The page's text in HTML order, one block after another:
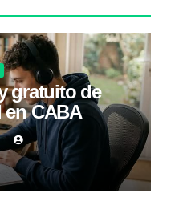
gratuito de
CABA